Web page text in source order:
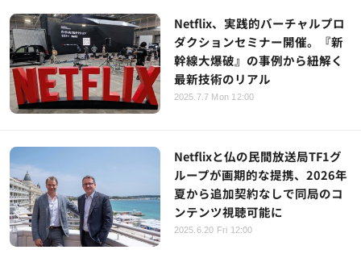
Netflix、実践的バーチャルプロ
ダクションセミナー開催。『新
幹線大爆破』の事例から紐解く
最新技術のリアル
2025.7.7 Mon 12:00
Netflixと仏の民間放送局TF1グ
ループが画期的な提携、2026年
夏から追加契約なしで同局のコ
ンテンツ視聴可能に
2025.6.20 Fri 12:00